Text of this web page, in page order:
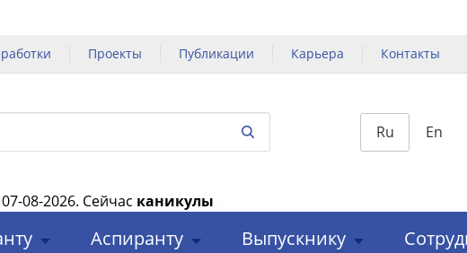
Проекты Публикации Карьера Контакты
Ru En
07-08-2026. Сейчас каникулы
Аспиранту Выпускнику